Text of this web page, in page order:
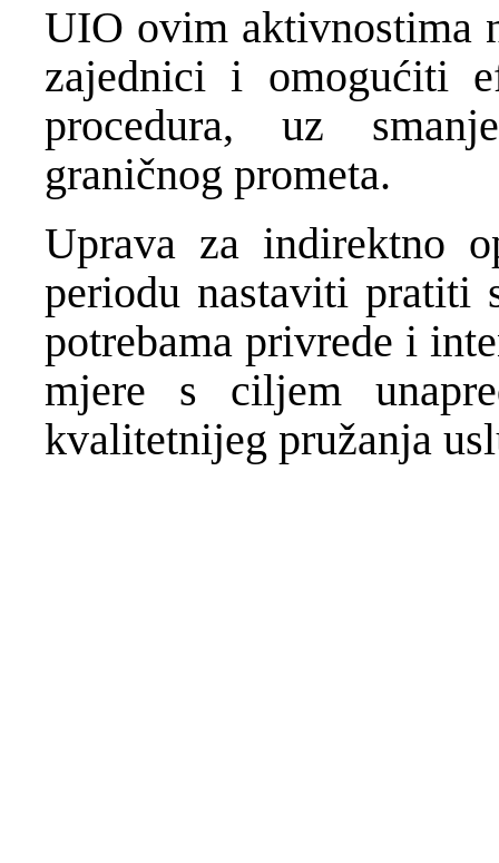
UIO ovim aktivnostima
zajednici i omogućiti
procedura, uz
graničnog prometa.
Uprava za indirektno
periodu nastaviti pratiti
potrebama privrede i
mjere s ciljem
kvalitetnijeg pružanja